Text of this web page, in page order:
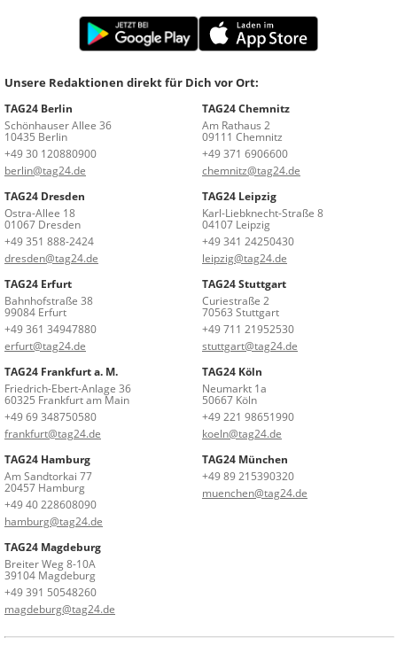
Unsere Redaktionen direkt für Dich vor Ort:
TAG24 Berlin
Schönhauser Allee 36
10435 Berlin
+49 30 120880900
berlin@tag24.de
TAG24 Chemnitz
Am Rathaus 2
09111 Chemnitz
+49 371 6906600
chemnitz@tag24.de
TAG24 Dresden
Ostra-Allee 18
01067 Dresden
+49 351 888-2424
dresden@tag24.de
TAG24 Leipzig
Karl-Liebknecht-Straße 8
04107 Leipzig
+49 341 24250430
leipzig@tag24.de
TAG24 Erfurt
Bahnhofstraße 38
99084 Erfurt
+49 361 34947880
erfurt@tag24.de
TAG24 Stuttgart
Curiestraße 2
70563 Stuttgart
+49 711 21952530
stuttgart@tag24.de
TAG24 Frankfurt a. M.
Friedrich-Ebert-Anlage 36
60325 Frankfurt am Main
+49 69 348750580
frankfurt@tag24.de
TAG24 Köln
Neumarkt 1a
50667 Köln
+49 221 98651990
koeln@tag24.de
TAG24 Hamburg
Am Sandtorkai 77
20457 Hamburg
+49 40 228608090
hamburg@tag24.de
TAG24 München
+49 89 215390320
muenchen@tag24.de
TAG24 Magdeburg
Breiter Weg 8-10A
39104 Magdeburg
+49 391 50548260
magdeburg@tag24.de